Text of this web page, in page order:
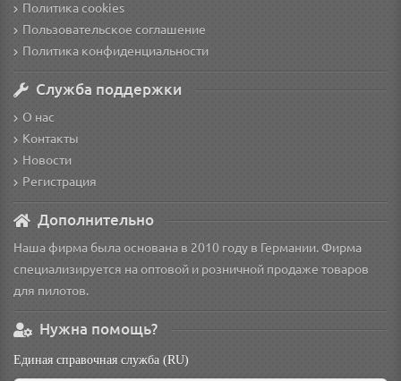
Политика cookies
Пользовательское соглашение
Политика конфиденциальности
Служба поддержки
О нас
Контакты
Новости
Регистрация
Дополнительно
Наша фирма была основана в 2010 году в Германии. Фирма
специализируется на оптовой и розничной продаже товаров
для пилотов.
Нужна помощь?
Единая справочная служба (RU)